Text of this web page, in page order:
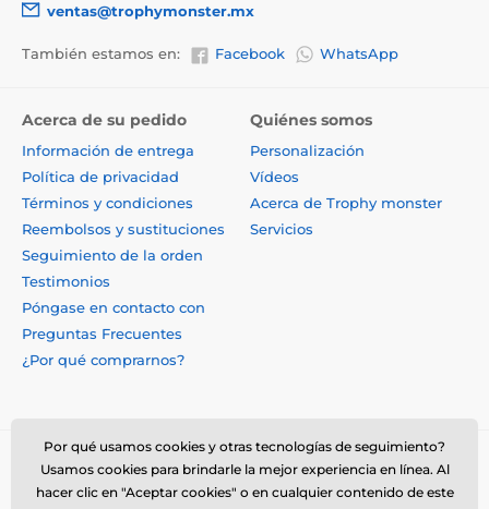
ventas@trophymonster.mx
También estamos en: Facebook WhatsApp
Acerca de su pedido
Información de entrega
Política de privacidad
Términos y condiciones
Reembolsos y sustituciones
Seguimiento de la orden
Testimonios
Póngase en contacto con
Preguntas Frecuentes
¿Por qué comprarnos?
Quiénes somos
Personalización
Vídeos
Acerca de Trophy monster
Servicios
Por qué usamos cookies y otras tecnologías de seguimiento?
Usamos cookies para brindarle la mejor experiencia en línea. Al
hacer clic en "Aceptar cookies" o en cualquier contenido de este